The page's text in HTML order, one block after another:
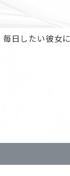
毎日したい彼女